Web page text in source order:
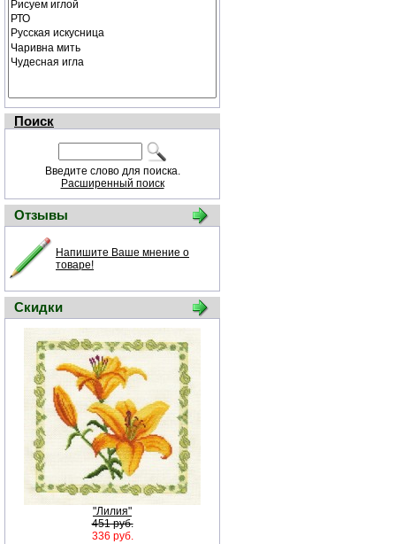
Поиск
Введите слово для поиска.
Расширенный поиск
Отзывы
Напишите Ваше мнение о
товаре!
Скидки
"Лилия"
451 руб.
336 руб.